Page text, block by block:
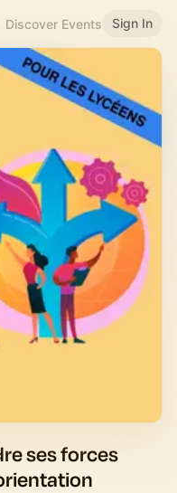
Discover Events Sign In
ses forces